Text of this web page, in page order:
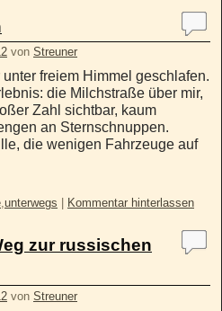
von Streuner
freiem Himmel geschlafen.
die Milchstraße über mir,
Zahl sichtbar, kaum
an Sternschnuppen.
die wenigen Fahrzeuge auf
,unterwegs Kommentar hinterlassen
zur russischen
von Streuner